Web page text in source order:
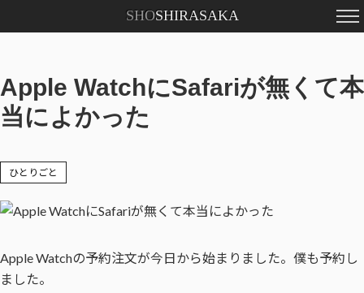
SHOSHIRASAKA
Apple WatchにSafariが無くて本
当によかった
ひとりごと
Apple Watchの予約注文が今日から始まりました。僕も予約し
ました。